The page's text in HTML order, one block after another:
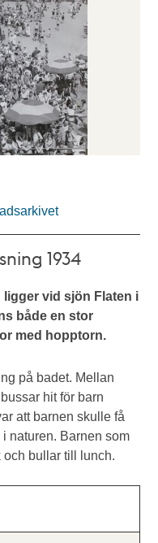
1934
ligger vid sjön Flaten i
både en stor
med hopptorn.
på badet. Mellan
hit för barn
att barnen skulle få
naturen. Barnen som
bullar till lunch.